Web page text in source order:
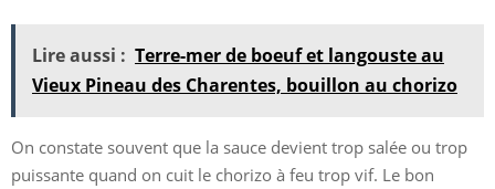
Lire aussi : Terre-mer de boeuf et langouste au
Vieux Pineau des Charentes, bouillon au chorizo
On constate souvent que la sauce devient trop salée ou trop
puissante quand on cuit le chorizo à feu trop vif. Le bon